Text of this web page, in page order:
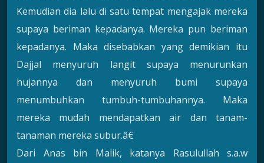
Kemudian dia lalu di satu tempat mengajak mereka
supaya beriman kepadanya. Mereka pun beriman
kepadanya. Maka disebabkan yang demikian itu
Dajjal menyuruh langit supaya menurunkan
hujannya dan menyuruh bumi supaya
menumbuhkan tumbuh-tumbuhannya. Maka
mereka mudah mendapatkan air dan tanam-
tanaman mereka subur.â€
Dari Anas bin Malik, katanya Rasulullah s.a.w